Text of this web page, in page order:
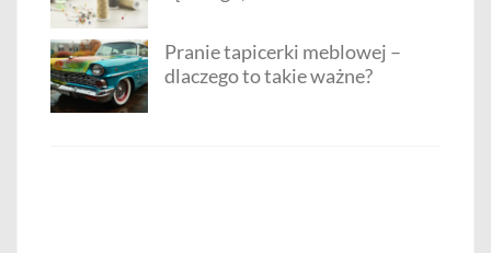
Pranie tapicerki meblowej –
dlaczego to takie ważne?